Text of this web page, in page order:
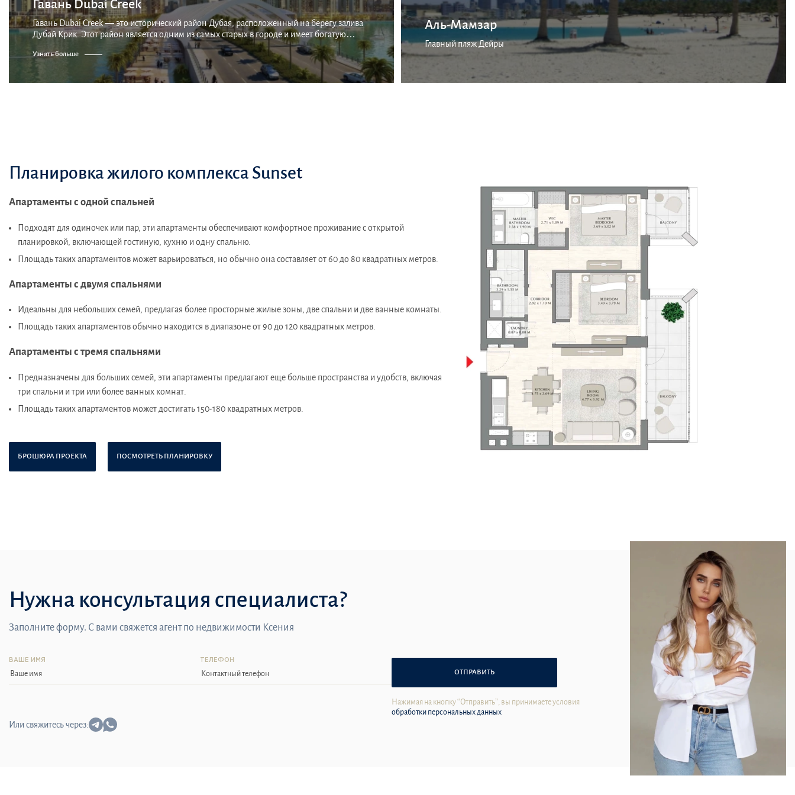
Гавань Dubai Creek
Гавань Dubai Creek — это исторический район Дубая, расположенный на берегу залива
Дубай Крик. Этот район является одним из самых старых в городе и имеет богатую
историю, связанную с торговлей и перево...
Узнать больше
Аль-Мамзар
Главный пляж Дейры
Планировка жилого комплекса Sunset
Апартаменты с одной спальней
Подходят для одиночек или пар, эти апартаменты обеспечивают комфортное проживание с открытой
планировкой, включающей гостиную, кухню и одну спальню.
Площадь таких апартаментов может варьироваться, но обычно она составляет от 60 до 80 квадратных метров.
Апартаменты с двумя спальнями
Идеальны для небольших семей, предлагая более просторные жилые зоны, две спальни и две ванные комнаты.
Площадь таких апартаментов обычно находится в диапазоне от 90 до 120 квадратных метров.
Апартаменты с тремя спальнями
Предназначены для больших семей, эти апартаменты предлагают еще больше пространства и удобств, включая
три спальни и три или более ванных комнат.
Площадь таких апартаментов может достигать 150-180 квадратных метров.
БРОШЮРА ПРОЕКТА ПОСМОТРЕТЬ ПЛАНИРОВКУ
Нужна консультация специалиста?
Заполните форму. С вами свяжется агент по недвижимости Ксения
ВАШЕ ИМЯ ТЕЛЕФОН
ОТПРАВИТЬ
Нажимая на кнопку “Отправить”, вы принимаете условия
обработки персональных данных
Или свяжитесь через: